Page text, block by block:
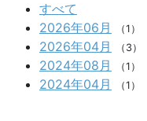
すべて
2026年06月
（1）
2026年04月 （3）
2024年08月 （1）
2024年04月 （1）